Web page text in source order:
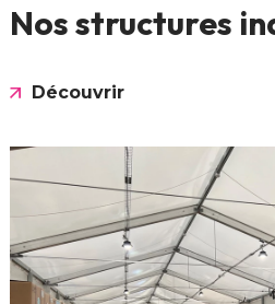
Nos structures
Découvrir